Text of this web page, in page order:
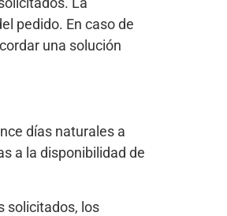
pedido. En caso de
una solución
días naturales a
a la disponibilidad de
solicitados, los